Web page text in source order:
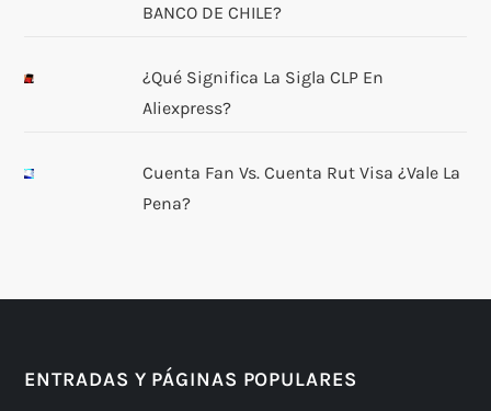
BANCO DE CHILE?
¿Qué Significa La Sigla CLP En
Aliexpress?
Cuenta Fan Vs. Cuenta Rut Visa ¿Vale La
Pena?
ENTRADAS Y PÁGINAS POPULARES